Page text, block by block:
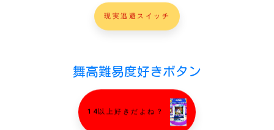
現実逃避スイッチ
舞高難易度好きボタン
14以上好きだよね？